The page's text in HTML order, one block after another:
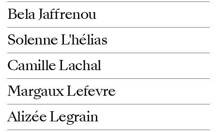
Bela Jaffrenou
Solenne L'hélias
Camille Lachal
Margaux Lefevre
Alizée Legrain